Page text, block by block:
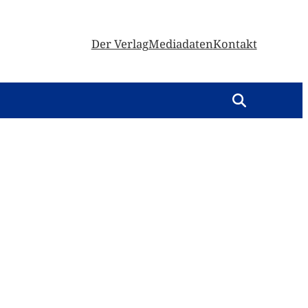
Der VerlagMediadatenKontakt